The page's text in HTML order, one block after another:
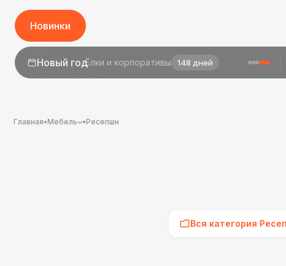
Новинки
1 сентябряДень знаний 26 дней
Главная•Мебель •Ресепшн
Вся категория